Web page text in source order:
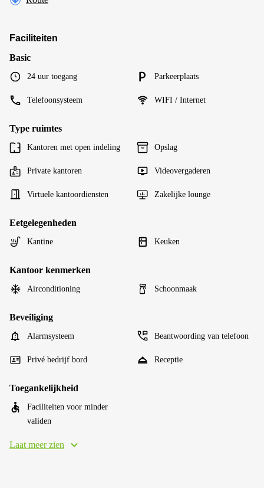
Faciliteiten
Basic
24 uur toegang Parkeerplaats
Telefoonsysteem WIFI / Internet
Type ruimtes
Kantoren met open indeling Opslag
Private kantoren Videovergaderen
Virtuele kantoordiensten Zakelijke lounge
Eetgelegenheden
Kantine Keuken
Kantoor kenmerken
Airconditioning Schoonmaak
Beveiliging
Alarmsysteem Beantwoording van telefoon
Privé bedrijf bord Receptie
Toegankelijkheid
Faciliteiten voor minder
validen
Laat meer zien